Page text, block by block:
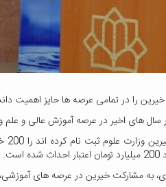
را در تمامی عرصه ها حایز اهمیت
و علم و فناوری اشاره کرد و افزود: در 27 دانشگاه کشور
به مشارکت خیرین در عرصه های